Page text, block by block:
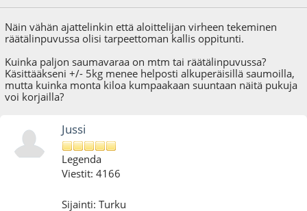
Näin vähän ajattelinkin että aloittelijan virheen tekeminen
räätälinpuvussa olisi tarpeettoman kallis oppitunti.
Kuinka paljon saumavaraa on mtm tai räätälinpuvussa?
Käsittääkseni +/- 5kg menee helposti alkuperäisillä saumoilla,
mutta kuinka monta kiloa kumpaakaan suuntaan näitä pukuja
voi korjailla?
Jussi
Legenda
Viestit: 4166
Sijainti: Turku